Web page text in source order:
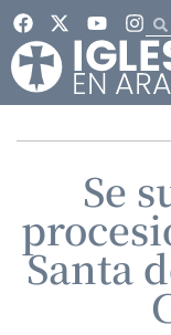
Se
Santa